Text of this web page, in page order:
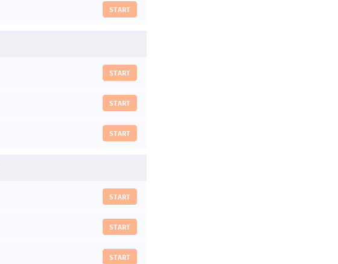
START
START
START
START
START
START
START